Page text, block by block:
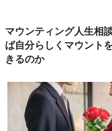
マウンティング人生
ば自分らしくマウント
きるのか